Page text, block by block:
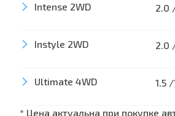
Intense 2WD
2.0
Наружное оборудование
Instyle 2WD 2.0
Наружное оборудование
Боковые зеркала
Ultimate 4WD 1.5
* Цена актуальна при покупке